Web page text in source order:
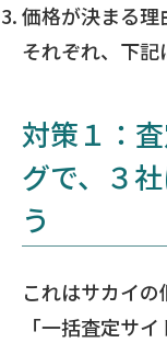
価格が決まる理
それぞれ、下記
対策１：
グで、３
う
これはサカイの
「一括査定サ